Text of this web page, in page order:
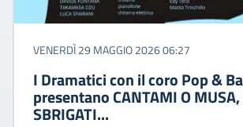
VENERDÌ 29 MAGGIO 2026 06:27
I Dramatici con il coro Pop &
presentano CANTAMI O
SBRIGATI...